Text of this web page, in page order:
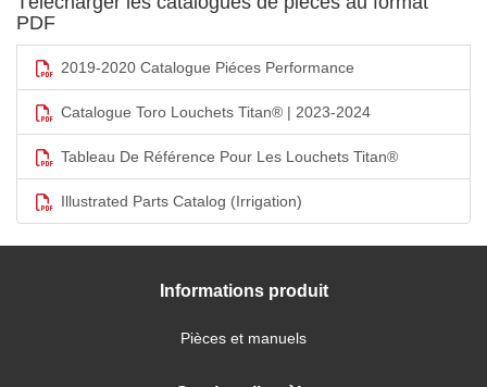
PDF
2019-2020 Catalogue Piéces Performance
Catalogue Toro Louchets Titan® | 2023-2024
Tableau De Référence Pour Les Louchets Titan®
Illustrated Parts Catalog (Irrigation)
Informations produit
Pièces et manuels